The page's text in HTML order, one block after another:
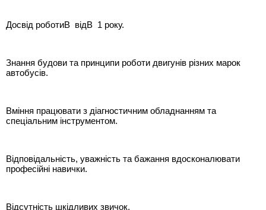
Досвід роботиВ відВ 1 року.
Знання будови та принципи роботи двигунів різних марок
автобусів.
Вміння працювати з діагностичним обладнанням та
спеціальним інструментом.
Відповідальність, уважність та бажання вдосконалювати
професійні навички.
Відсутність шкідливих звичок.